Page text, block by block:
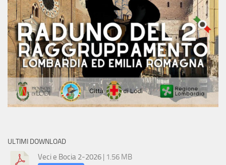
ULTIMI DOWNLOAD
Veci e Bocia 2-2026 | 1.56 MB